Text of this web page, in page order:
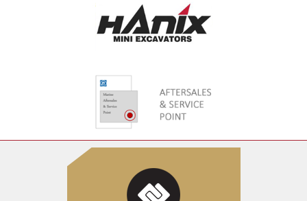
YETKİLİ SATICI VE SERVİS NOKTASI